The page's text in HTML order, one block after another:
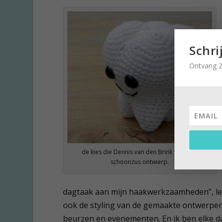
de kies die Dennis van den Brink voor zijn
schoonzus ontwierp.
dagtaak aan mijn haakwerkzaamheden”,
ook de styling van de gemaakte
beurzen en evenementen. En ik ben elke
Ontvang